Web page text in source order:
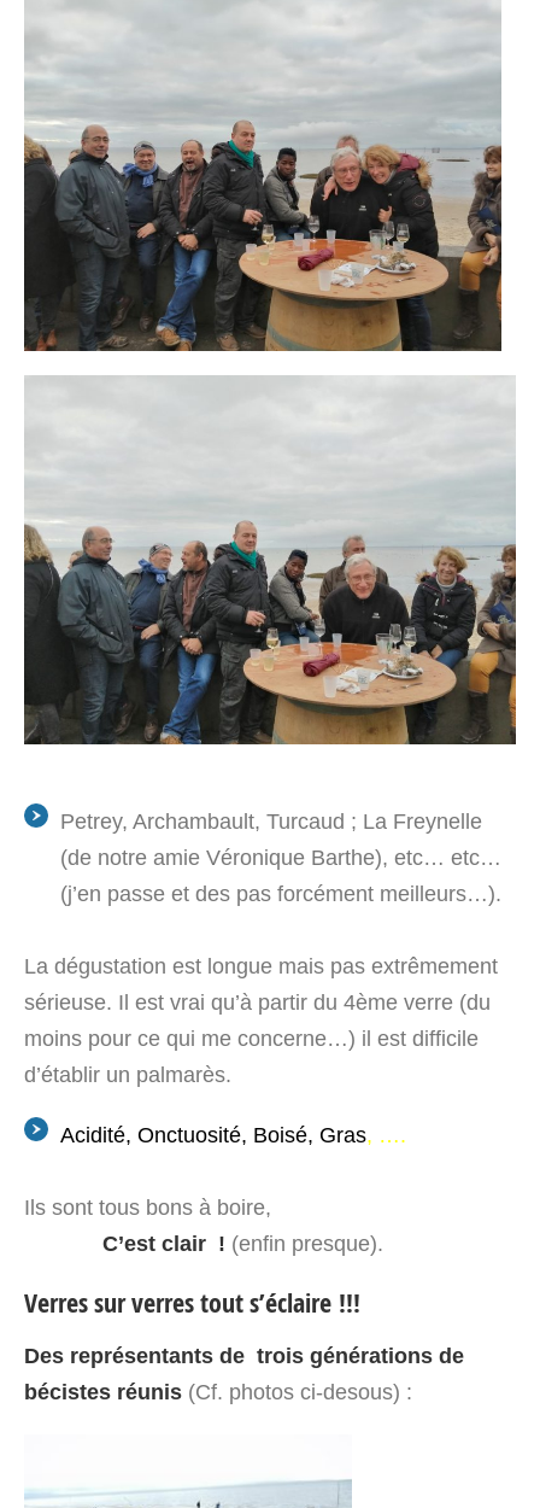
Petrey, Archambault, Turcaud ; La Freynelle
(de notre amie Véronique Barthe), etc… etc…
(j’en passe et des pas forcément meilleurs…).
La dégustation est longue mais pas extrêmement
sérieuse. Il est vrai qu’à partir du 4ème verre (du
moins pour ce qui me concerne…) il est difficile
d’établir un palmarès.
Acidité, Onctuosité, Boisé, Gras, ….
Ils sont tous bons à boire,
C’est clair ! (enfin presque).
Verres sur verres tout s’éclaire !!!
Des représentants de trois générations de
bécistes réunis (Cf. photos ci-desous) :